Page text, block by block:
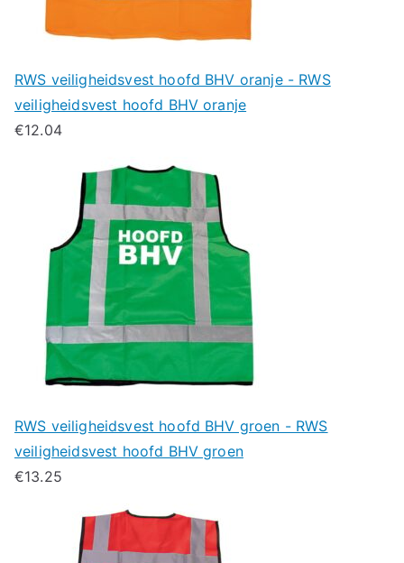
RWS veiligheidsvest hoofd BHV oranje - RWS
veiligheidsvest hoofd BHV oranje
€12.04
RWS veiligheidsvest hoofd BHV groen - RWS
veiligheidsvest hoofd BHV groen
€13.25